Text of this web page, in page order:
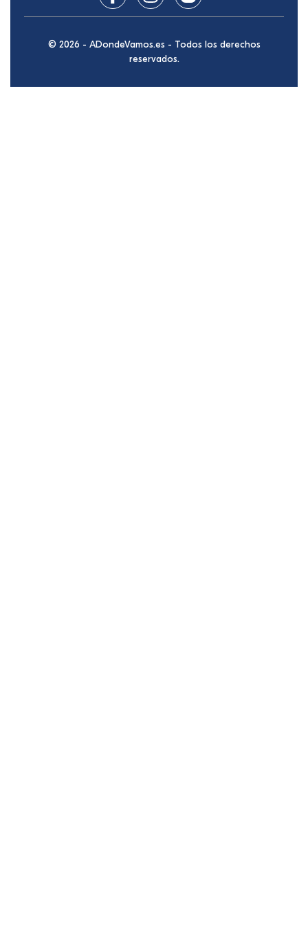
© 2026 - ADondeVamos.es - Todos los derechos
reservados.